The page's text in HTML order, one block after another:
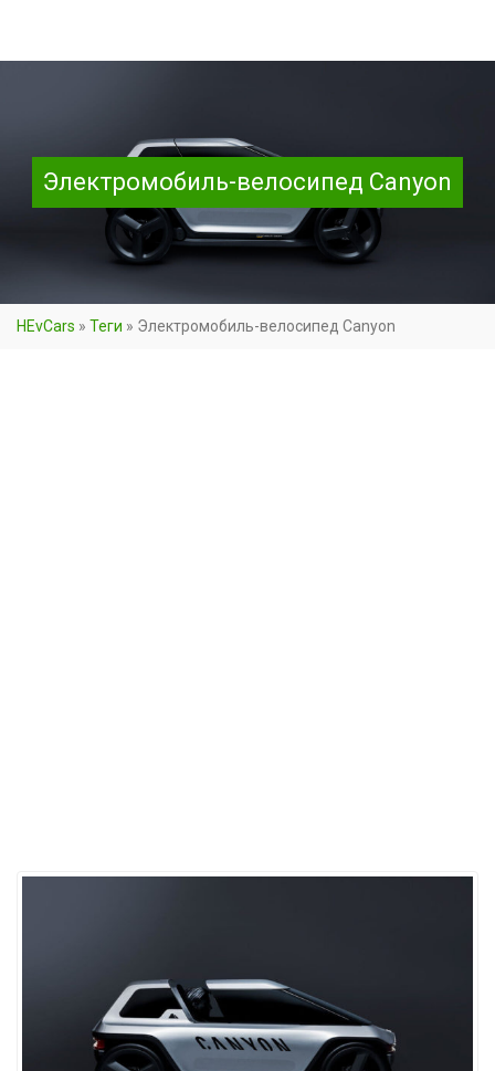
Электромобиль-велосипед Canyon
HEvCars » Теги » Электромобиль-велосипед Canyon